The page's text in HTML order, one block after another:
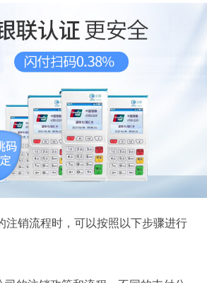
注销流程时，可以按照以下步骤进行